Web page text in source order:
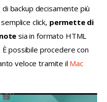
backup decisamente più
click, permette di
sia in formato HTML
possibile procedere con
veloce tramite il Mac